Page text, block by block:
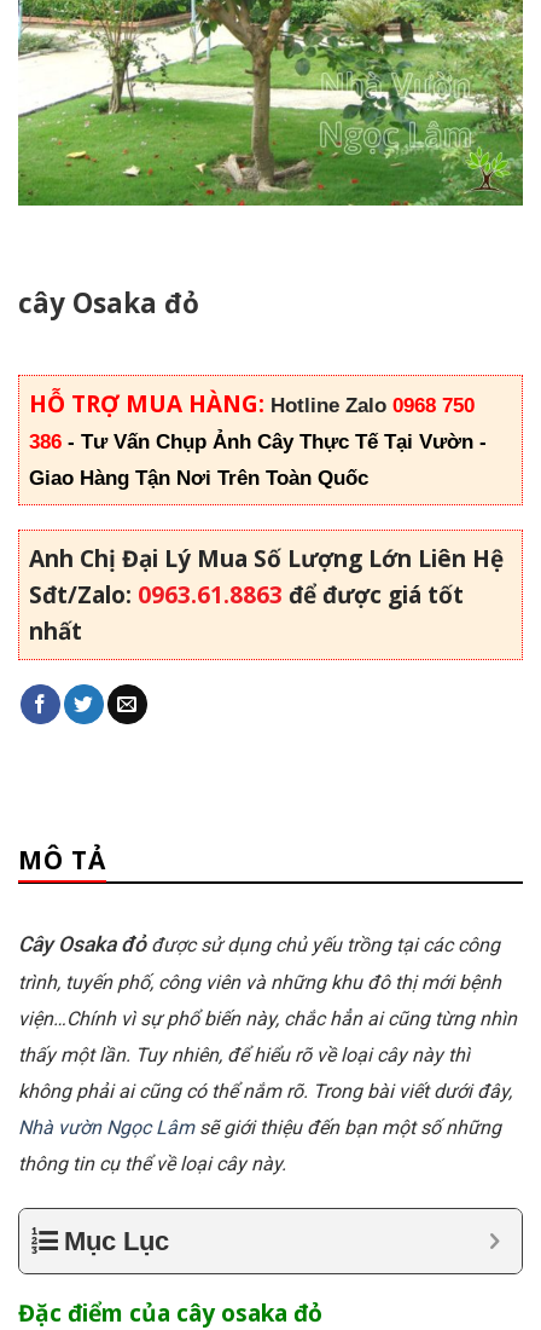
cây Osaka đỏ
HỖ TRỢ MUA HÀNG: Hotline Zalo 0968 750
386 - Tư Vấn Chụp Ảnh Cây Thực Tế Tại Vườn -
Giao Hàng Tận Nơi Trên Toàn Quốc
Anh Chị Đại Lý Mua Số Lượng Lớn Liên Hệ
Sđt/Zalo: 0963.61.8863 để được giá tốt
nhất
MÔ TẢ
Cây Osaka đỏđược sử dụng chủ yếu trồng tại các công
trình, tuyến phố, công viên và những khu đô thị mới bệnh
viện…Chính vì sự phổ biến này, chắc hẳn ai cũng từng nhìn
thấy một lần. Tuy nhiên, để hiểu rõ về loại cây này thì
không phải ai cũng có thể nắm rõ. Trong bài viết dưới đây,
Nhà vườn Ngọc Lâmsẽ giới thiệu đến bạn một số những
thông tin cụ thể về loại cây này.
Mục Lục
Đặc điểm của cây osaka đỏ